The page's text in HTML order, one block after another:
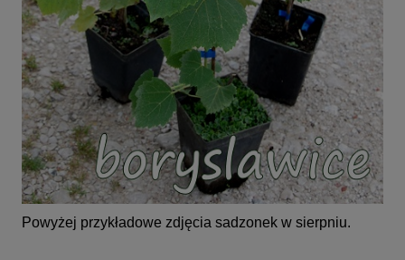
Powyżej przykładowe zdjęcia sadzonek w sierpniu.